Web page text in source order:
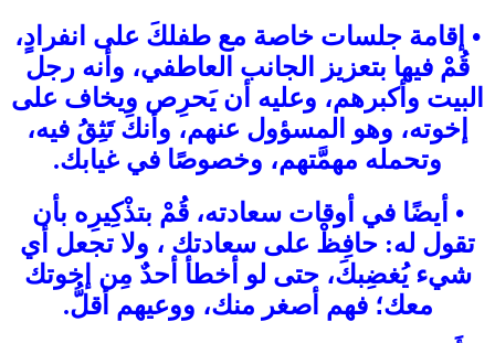
• إقامة جلسات خاصة مع طفلكَ على انفرادٍ،
قُمْ فيها بتعزيز الجانب العاطفي، وأنه رجل
البيت وأكبرهم، وعليه أن يَحرِص ويخاف على
إخوته، وهو المسؤول عنهم، وأنكَ تَثِقُ فيه،
وتحمله مهمَّتهم، وخصوصًا في غيابك.
• أيضًا في أوقات سعادته، قُمْ بتذْكِيرِه بأن
تقول له: حافِظْ على سعادتك ، ولا تجعل أي
شيء يُغضِبكَ، حتى لو أخطأ أحدٌ مِن إخوتك
معك؛ فهم أصغر منك، ووعيهم أقلُّ.